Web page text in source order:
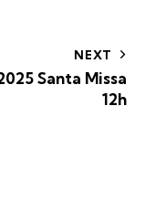
NEXT
Santa Missa
12h